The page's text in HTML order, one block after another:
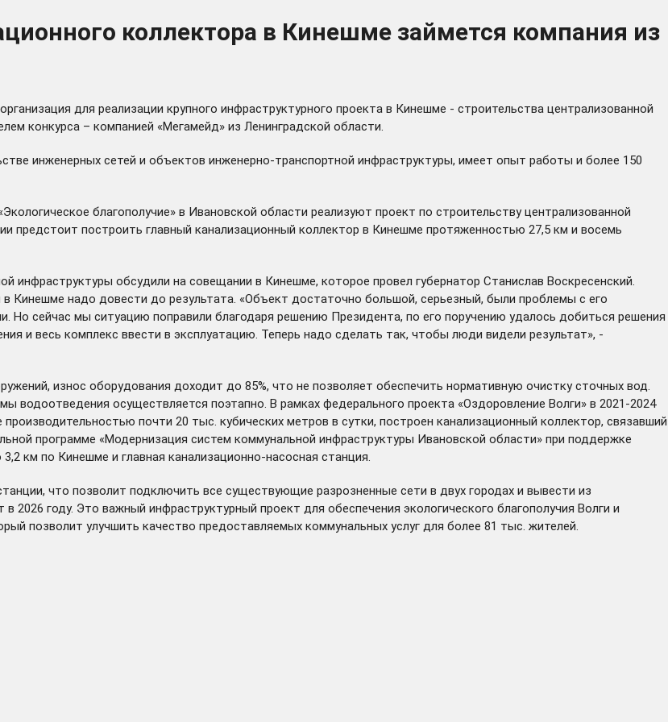
коллектора в Кинешме займется компания из
для реализации крупного инфраструктурного проекта в Кинешме - строительства централизованной
конкурса – компанией «Мегамейд» из Ленинградской области.
инженерных сетей и объектов инженерно-транспортной инфраструктуры, имеет опыт работы и более 150
благополучие» в Ивановской области реализуют проект по строительству централизованной
построить главный канализационный коллектор в Кинешме протяженностью 27,5 км и восемь
инфраструктуры обсудили на совещании в Кинешме, которое провел губернатор Станислав Воскресенский.
Кинешме надо довести до результата. «Объект достаточно большой, серьезный, были проблемы с его
Но сейчас мы ситуацию поправили благодаря решению Президента, по его поручению удалось добиться решения
и весь комплекс ввести в эксплуатацию. Теперь надо сделать так, чтобы люди видели результат», -
износ оборудования доходит до 85%, что не позволяет обеспечить нормативную очистку сточных вод.
водоотведения осуществляется поэтапно. В рамках федерального проекта «Оздоровление Волги» в 2021-2024
почти 20 тыс. кубических метров в сутки, построен канализационный коллектор, связавший
программе «Модернизация систем коммунальной инфраструктуры Ивановской области» при поддержке
км по Кинешме и главная канализационно-насосная станция.
что позволит подключить все существующие разрозненные сети в двух городах и вывести из
2026 году. Это важный инфраструктурный проект для обеспечения экологического благополучия Волги и
позволит улучшить качество предоставляемых коммунальных услуг для более 81 тыс. жителей.